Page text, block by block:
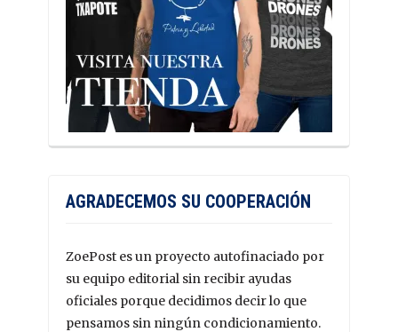
AGRADECEMOS SU COOPERACIÓN
ZoePost es un proyecto autofinaciado por
su equipo editorial sin recibir ayudas
oficiales porque decidimos decir lo que
pensamos sin ningún condicionamiento.